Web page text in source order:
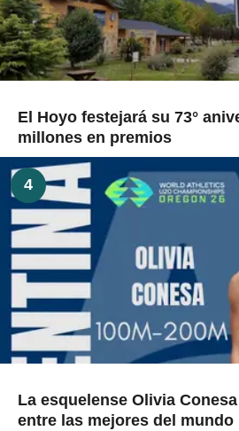
El Hoyo festejará su 73°
millones en premios
4
La esquelense Olivia
entre las mejores del mundo